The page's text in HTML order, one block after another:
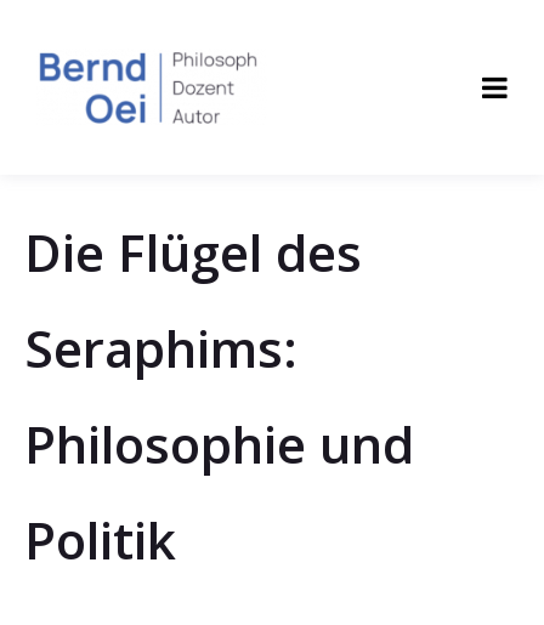
Die Flügel des
Seraphims:
Philosophie und
Politik